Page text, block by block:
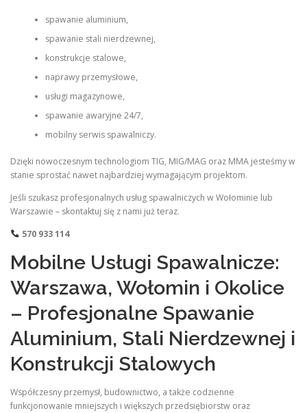
spawanie aluminium,
spawanie stali nierdzewnej,
konstrukcje stalowe,
naprawy przemysłowe,
usługi magazynowe,
spawanie awaryjne 24/7,
mobilny serwis spawalniczy.
Dzięki nowoczesnym technologiom TIG, MIG/MAG oraz MMA jesteśmy w
stanie sprostać nawet najbardziej wymagającym projektom.
Jeśli szukasz profesjonalnych usług spawalniczych w Wołominie lub
Warszawie – skontaktuj się z nami już teraz.
570 933 114
Mobilne Usługi Spawalnicze:
Warszawa, Wołomin i Okolice
– Profesjonalne Spawanie
Aluminium, Stali Nierdzewnej i
Konstrukcji Stalowych
Współczesny przemysł, budownictwo, a także codzienne
funkcjonowanie mniejszych i większych przedsiębiorstw oraz